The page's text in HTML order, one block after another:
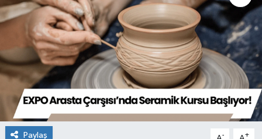
Paylaş - +